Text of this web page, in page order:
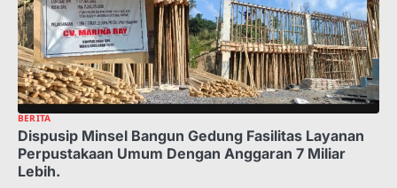
BERITA
Dispusip Minsel Bangun Gedung Fasilitas Layanan
Perpustakaan Umum Dengan Anggaran 7 Miliar
Lebih.